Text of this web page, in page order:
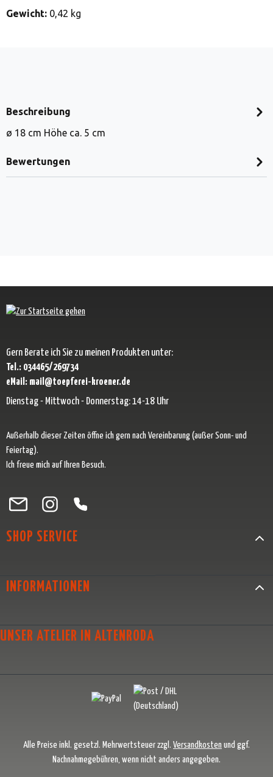
Gewicht: 0,42 kg
Beschreibung
ø 18 cm Höhe ca. 5 cm
Bewertungen
Gern Berate ich Sie zu meinen Produkten unter:
Tel.: 034465/269734
eMail: mail@toepferei-kroener.de
Dienstag - Mittwoch - Donnerstag: 14-18 Uhr
Außerhalb dieser Zeiten öffne ich gern nach Vereinbarung (außer Sonn- und
Feiertag).
Ich freue mich auf Ihren Besuch.
Besuche uns auf Facebook – öffnet in neuem Tab (externer Link)
Schau auf Instagram vorbei – öffnet in neuem Tab (externer Link)
Lass dich auf Pinterest inspirieren – öffnet in neuem Tab
Folge uns auf X – öffnet in neuem Tab (externer Link)
SHOP SERVICE
INFORMATIONEN
UNSER ATELIER IN ALTENRODA
Alle Preise inkl. gesetzl. Mehrwertsteuer zzgl. Versandkosten und ggf.
Nachnahmegebühren, wenn nicht anders angegeben.